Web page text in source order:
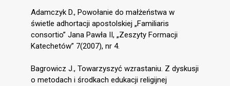
Adamczyk D., Powołanie do małżeństwa w
świetle adhortacji apostolskiej „Familiaris
consortio” Jana Pawła II, „Zeszyty Formacji
Katechetów” 7(2007), nr 4.
Bagrowicz J., Towarzyszyć wzrastaniu. Z dyskusji
o metodach i środkach edukacji religijnej